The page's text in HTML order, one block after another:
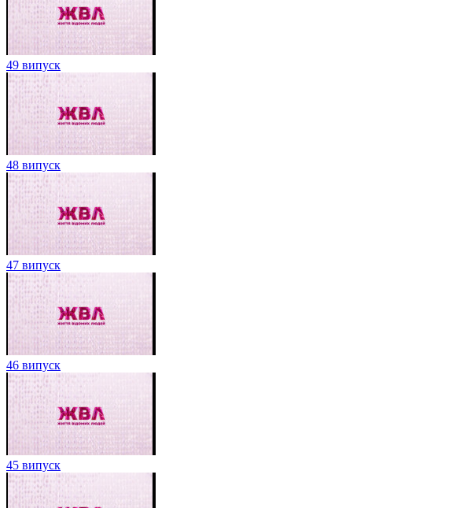
49 випуск
48 випуск
47 випуск
46 випуск
45 випуск